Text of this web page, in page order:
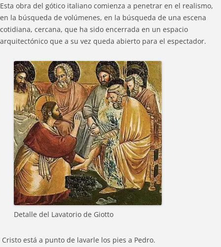
Esta obra del gótico italiano comienza a penetrar en el realismo,
en la búsqueda de volúmenes, en la búsqueda de una escena
cotidiana, cercana, que ha sido encerrada en un espacio
arquitectónico que a su vez queda abierto para el espectador.
Detalle del Lavatorio de Giotto
Cristo está a punto de lavarle los pies a Pedro.